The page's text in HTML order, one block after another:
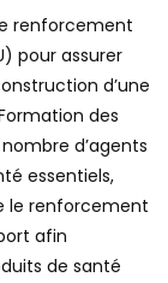
renforcement
pour assurer
d’une
des
d’agents
essentiels,
le renforcement
afin
de santé